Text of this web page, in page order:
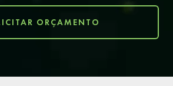
ORÇAMENTO